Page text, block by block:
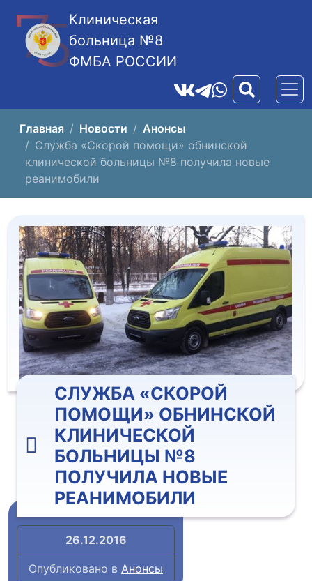
Клиническая
больница №8
ФМБА РОССИИ
Главная Новости
Анонсы
Служба «Скорой помощи» обнинской
клинической больницы №8 получила новые
реанимобили
СЛУЖБА «СКОРОЙ
ПОМОЩИ» ОБНИНСКОЙ
КЛИНИЧЕСКОЙ
БОЛЬНИЦЫ №8
ПОЛУЧИЛА НОВЫЕ
РЕАНИМОБИЛИ
26.12.2016
Опубликовано в Анонсы